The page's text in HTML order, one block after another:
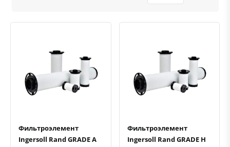
Быстрый просмотр
Добавить к сравнению
Добавить в избранное
Фильтроэлемент
Ingersoll Rand GRADE A
Быстрый просмотр
Добавить к сравнению
Добавить в избранное
Фильтроэлемент
Ingersoll Rand GRADE H